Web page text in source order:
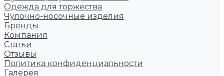
Одежда для торжества
Чулочно-носочные изделия
Бренды
Компания
Статьи
Отзывы
Политика конфиденциальности
Галерея